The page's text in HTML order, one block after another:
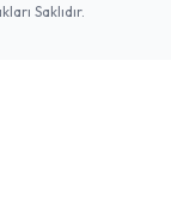
Saklıdır.